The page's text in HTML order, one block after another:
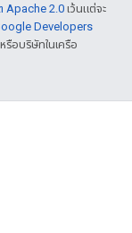
Apache 2.0เว้นแต่จะ
Developers
รือบริษัทในเครือ